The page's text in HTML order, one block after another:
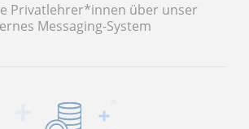
Privatlehrer*innen über unser
Messaging-System